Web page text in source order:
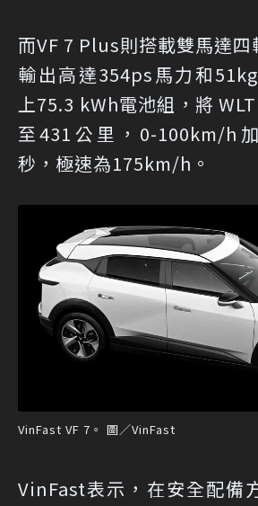
而VF 7 Plus則搭載雙馬達四
輸出高達354ps馬力和
上75.3 kWh電池組，將
至431公里，0-100km/h
秒，極速為175km/h。
VinFast VF 7。 圖／VinFast
VinFast表示，在安全配備